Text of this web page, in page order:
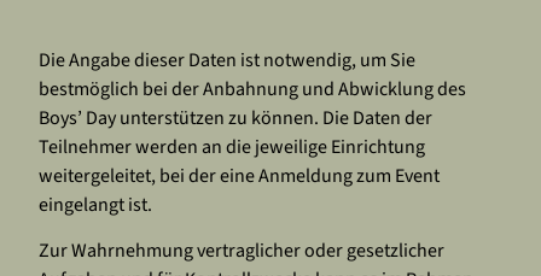
Die Angabe dieser Daten ist notwendig, um Sie
bestmöglich bei der Anbahnung und Abwicklung des
Boys’ Day unterstützen zu können. Die Daten der
Teilnehmer werden an die jeweilige Einrichtung
weitergeleitet, bei der eine Anmeldung zum Event
eingelangt ist.
Zur Wahrnehmung vertraglicher oder gesetzlicher